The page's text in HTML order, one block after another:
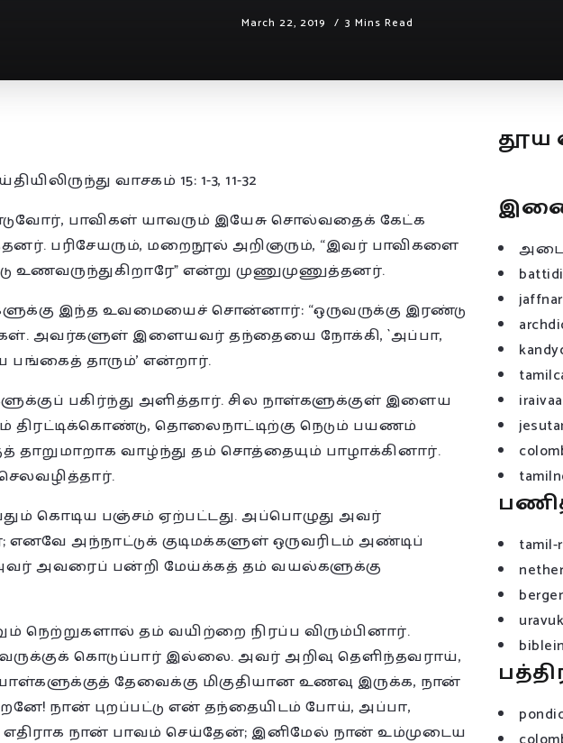
March 22, 2019 3 Mins Read
வாசகம் 15: 1-3, 11-32
பாவிகள் யாவரும் இயேசு சொல்வதைக் கேட்க
பரிசேயரும், மறைநூல் அறிஞரும், “இவர் பாவிகளை
என்று முணுமுணுத்தனர்.
இந்த உவமையைச் சொன்னார்: “ஒருவருக்கு இரண்டு
அவர்களுள் இளையவர் தந்தையை நோக்கி, `அப்பா,
பங்கைத் தாரும்’ என்றார்.
பகிர்ந்து அளித்தார். சில நாள்களுக்குள் இளைய
தொலைநாட்டிற்கு நெடும் பயணம்
வாழ்ந்து தம் சொத்தையும் பாழாக்கினார்.
கொடிய பஞ்சம் ஏற்பட்டது. அப்பொழுது அவர்
அந்நாட்டுக் குடிமக்களுள் ஒருவரிடம் அண்டிப்
அவரைப் பன்றி மேய்க்கத் தம் வயல்களுக்கு
நெற்றுகளால் தம் வயிற்றை நிரப்ப விரும்பினார்.
கொடுப்பார் இல்லை. அவர் அறிவு தெளிந்தவராய்,
தேவைக்கு மிகுதியான உணவு இருக்க, நான்
நான் புறப்பட்டு என் தந்தையிடம் போய், அப்பா,
எதிராக நான் பாவம் செய்தேன்; இனிமேல் நான் உம்முடைய
tamil-